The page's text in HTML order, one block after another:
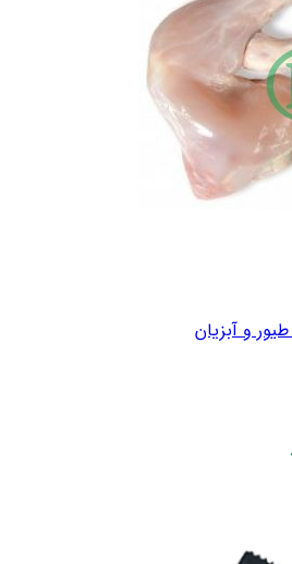
و آبزیان